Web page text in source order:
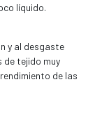
líquido.
y al desgaste
de tejido muy
de las